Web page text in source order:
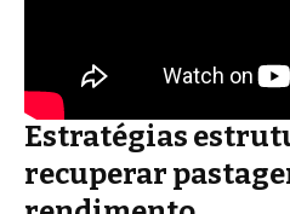
Estratégias
recuperar